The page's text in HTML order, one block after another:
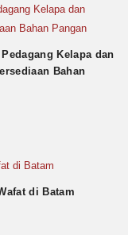
Kelapa dan
Bahan
di Batam